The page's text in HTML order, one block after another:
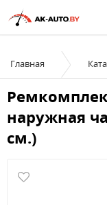
Главная
наружная
см.)